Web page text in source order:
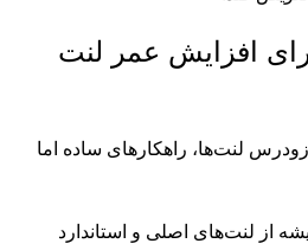
افزایش عمر لنت
لنت‌ها، راهکارهای ساده اما
از لنت‌های اصلی و استاندارد